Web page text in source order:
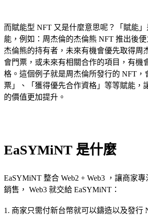
而賦能型 NFT 又是什麼意思呢？「賦能
能，例如：周杰倫的杰倫熊 NFT 推出後
杰倫熊的持有者，未來有機會優先取得周
會門票，或未來有相關合作的項目，有機
格。這個例子就是周杰倫所發行的 NFT，
票」、「獲得優先合作資格」等等賦能，
的價值更加提升。
EaSYMiNT 是什麼
EaSYMiNT 整合 Web2 + Web3 ，讓商家專
銷售， Web3 就交給 EaSYMiNT：
1. 商家只需付新台幣就可以鑄造以及發行